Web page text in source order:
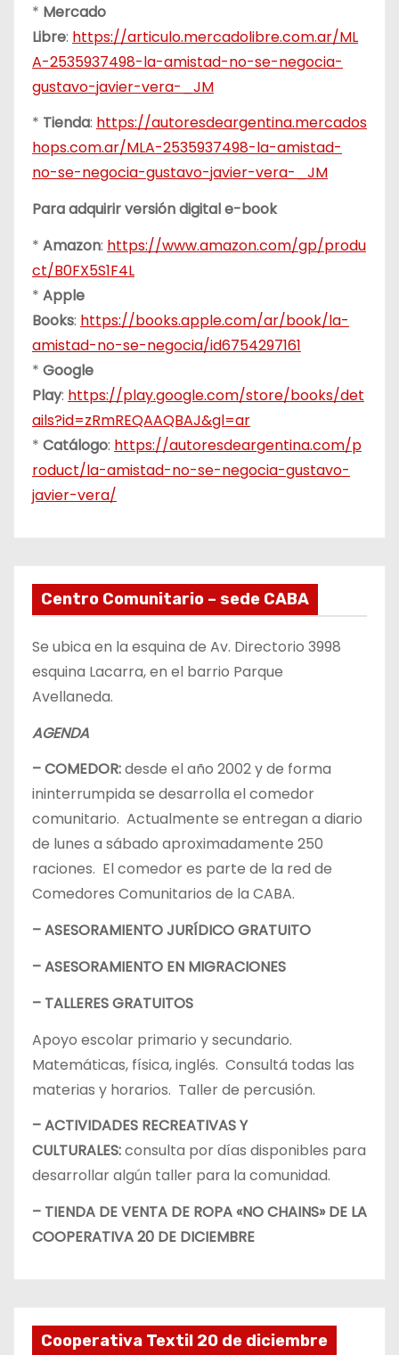
* Mercado
Libre: https://articulo.mercadolibre.com.ar/ML
A-2535937498-la-amistad-no-se-negocia-
gustavo-javier-vera-_JM
* Tienda: https://autoresdeargentina.mercados
hops.com.ar/MLA-2535937498-la-amistad-
no-se-negocia-gustavo-javier-vera-_JM
Para adquirir versión digital e-book
* Amazon: https://www.amazon.com/gp/produ
ct/B0FX5S1F4L
* Apple
Books: https://books.apple.com/ar/book/la-
amistad-no-se-negocia/id6754297161
* Google
Play: https://play.google.com/store/books/det
ails?id=zRmREQAAQBAJ&gl=ar
* Catálogo: https://autoresdeargentina.com/p
roduct/la-amistad-no-se-negocia-gustavo-
javier-vera/
Centro Comunitario – sede CABA
Se ubica en la esquina de Av. Directorio 3998
esquina Lacarra, en el barrio Parque
Avellaneda.
AGENDA
– COMEDOR:desde el año 2002 y de forma
ininterrumpida se desarrolla el comedor
comunitario. Actualmente se entregan a diario
de lunes a sábado aproximadamente 250
raciones. El comedor es parte de la red de
Comedores Comunitarios de la CABA.
– ASESORAMIENTO JURÍDICO GRATUITO
– ASESORAMIENTO EN MIGRACIONES
– TALLERES GRATUITOS
Apoyo escolar primario y secundario.
Matemáticas, física, inglés. Consultá todas las
materias y horarios. Taller de percusión.
– ACTIVIDADES RECREATIVAS Y
CULTURALES:consulta por días disponibles para
desarrollar algún taller para la comunidad.
– TIENDA DE VENTA DE ROPA «NO CHAINS» DE LA
COOPERATIVA 20 DE DICIEMBRE
Cooperativa Textil 20 de diciembre